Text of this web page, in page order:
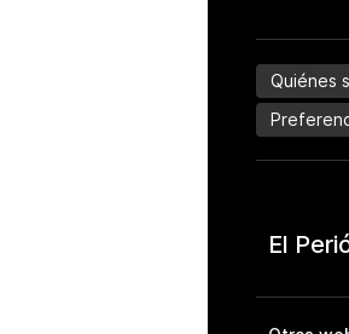
Quiénes